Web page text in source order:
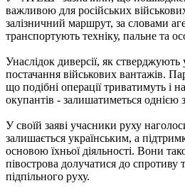
важливою для російських
залізничний маршрут, за словами
транспортують техніку, пальне та
Унаслідок диверсії, як стверджують
постачання військових вантажів.
що подібні операції триватимуть і
окупантів - залишатиметься однією
У своїй заяві учасники руху
залишається українським, а
основою їхньої діяльності. Вони
півострова долучатися до спротиву
підпільного руху.